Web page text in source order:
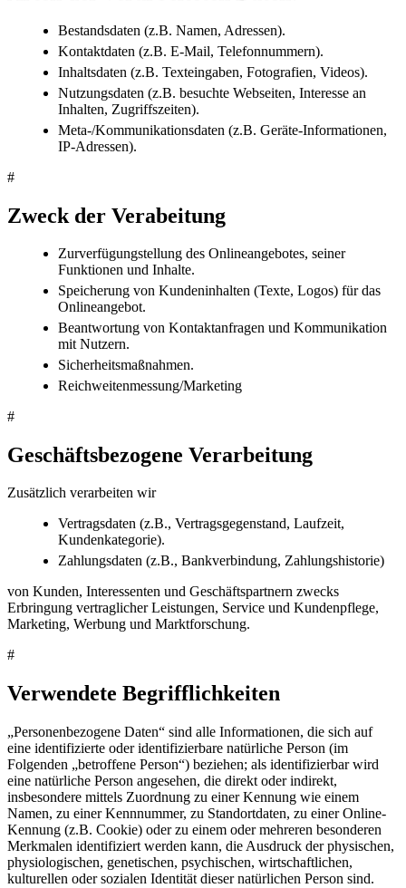
Bestandsdaten (z.B. Namen, Adressen).
Kontaktdaten (z.B. E-Mail, Telefonnummern).
Inhaltsdaten (z.B. Texteingaben, Fotografien, Videos).
Nutzungsdaten (z.B. besuchte Webseiten, Interesse an
Inhalten, Zugriffszeiten).
Meta-/Kommunikationsdaten (z.B. Geräte-Informationen,
IP-Adressen).
#
Zweck der Verabeitung
Zurverfügungstellung des Onlineangebotes, seiner
Funktionen und Inhalte.
Speicherung von Kundeninhalten (Texte, Logos) für das
Onlineangebot.
Beantwortung von Kontaktanfragen und Kommunikation
mit Nutzern.
Sicherheitsmaßnahmen.
Reichweitenmessung/Marketing
#
Geschäftsbezogene Verarbeitung
Zusätzlich verarbeiten wir
Vertragsdaten (z.B., Vertragsgegenstand, Laufzeit,
Kundenkategorie).
Zahlungsdaten (z.B., Bankverbindung, Zahlungshistorie)
von Kunden, Interessenten und Geschäftspartnern zwecks
Erbringung vertraglicher Leistungen, Service und Kundenpflege,
Marketing, Werbung und Marktforschung.
#
Verwendete Begrifflichkeiten
„Personenbezogene Daten“ sind alle Informationen, die sich auf
eine identifizierte oder identifizierbare natürliche Person (im
Folgenden „betroffene Person“) beziehen; als identifizierbar wird
eine natürliche Person angesehen, die direkt oder indirekt,
insbesondere mittels Zuordnung zu einer Kennung wie einem
Namen, zu einer Kennnummer, zu Standortdaten, zu einer Online-
Kennung (z.B. Cookie) oder zu einem oder mehreren besonderen
Merkmalen identifiziert werden kann, die Ausdruck der physischen,
physiologischen, genetischen, psychischen, wirtschaftlichen,
kulturellen oder sozialen Identität dieser natürlichen Person sind.